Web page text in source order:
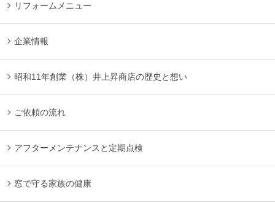
リフォームメニュー
企業情報
昭和11年創業（株）井上昇商店の歴史と想い
ご依頼の流れ
アフターメンテナンスと定期点検
窓で守る家族の健康